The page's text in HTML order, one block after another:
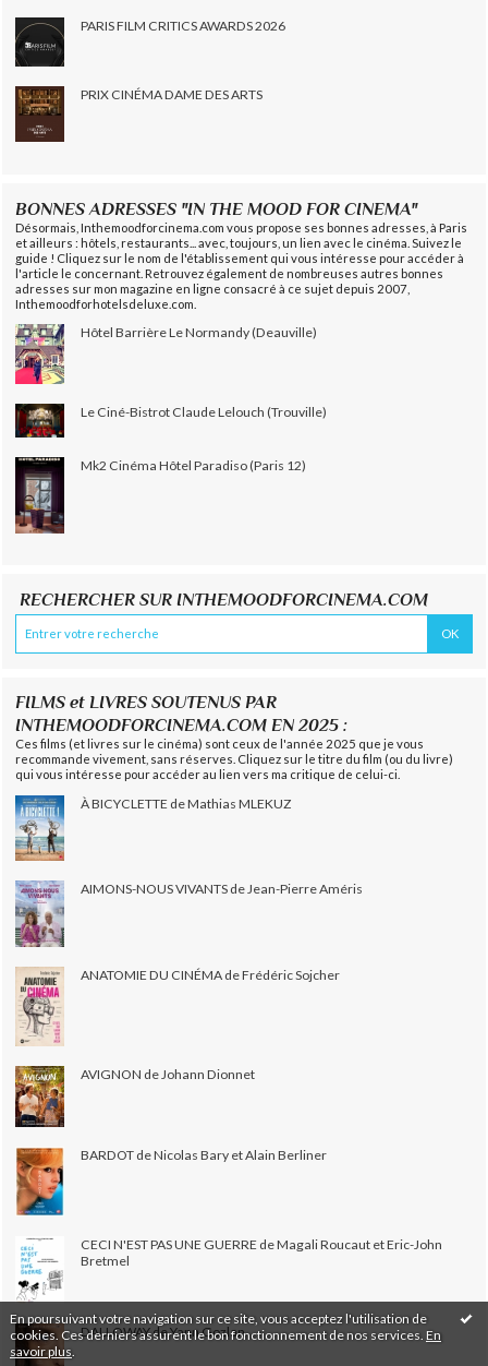
En poursuivant votre navigation sur ce site, vous acceptez l'utilisation de
cookies. Ces derniers assurent le bon fonctionnement de nos services. En
savoir plus
PARIS FILM CRITICS AWARDS 2026
PRIX CINÉMA DAME DES ARTS
BONNES ADRESSES "IN THE MOOD FOR CINEMA"
Désormais, Inthemoodforcinema.com vous propose ses bonnes adresses, à Paris
et ailleurs : hôtels, restaurants... avec, toujours, un lien avec le cinéma. Suivez le
guide ! Cliquez sur le nom de l'établissement qui vous intéresse pour accéder à
l'article le concernant. Retrouvez également de nombreuses autres bonnes
adresses sur mon magazine en ligne consacré à ce sujet depuis 2007,
Inthemoodforhotelsdeluxe.com.
Hôtel Barrière Le Normandy (Deauville)
Le Ciné-Bistrot Claude Lelouch (Trouville)
Mk2 Cinéma Hôtel Paradiso (Paris 12)
RECHERCHER SUR INTHEMOODFORCINEMA.COM
FILMS et LIVRES SOUTENUS PAR
INTHEMOODFORCINEMA.COM EN 2025 :
Ces films (et livres sur le cinéma) sont ceux de l'année 2025 que je vous
recommande vivement, sans réserves. Cliquez sur le titre du film (ou du livre)
qui vous intéresse pour accéder au lien vers ma critique de celui-ci.
À BICYCLETTE de Mathias MLEKUZ
AIMONS-NOUS VIVANTS de Jean-Pierre Améris
ANATOMIE DU CINÉMA de Frédéric Sojcher
AVIGNON de Johann Dionnet
BARDOT de Nicolas Bary et Alain Berliner
CECI N'EST PAS UNE GUERRE de Magali Roucaut et Eric-John
Bretmel
DALLOWAY de Yann Gozlan